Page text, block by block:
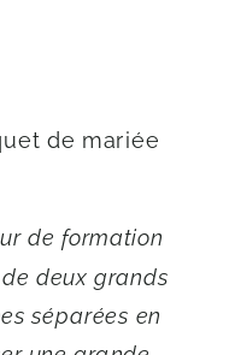
de formation
deux grands
séparées en